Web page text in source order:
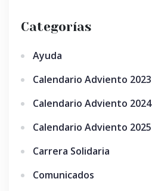
Categorías
Ayuda
Calendario Adviento 2023
Calendario Adviento 2024
Calendario Adviento 2025
Carrera Solidaria
Comunicados